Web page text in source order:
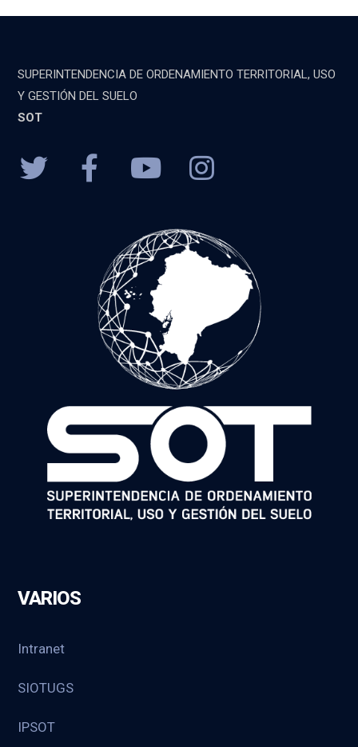
SUPERINTENDENCIA DE ORDENAMIENTO TERRITORIAL, USO
Y GESTIÓN DEL SUELO
SOT
VARIOS
Intranet
SIOTUGS
IPSOT